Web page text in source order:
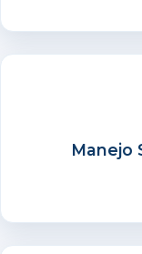
Manejo